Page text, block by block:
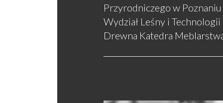
Przyrodniczego w Poznaniu
Wydział Leśny i Technologii
Drewna Katedra